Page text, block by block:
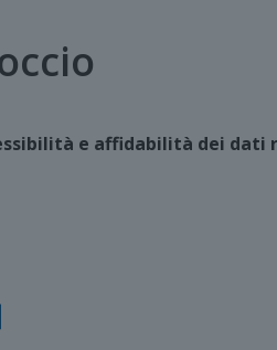
e affidabilità dei dati